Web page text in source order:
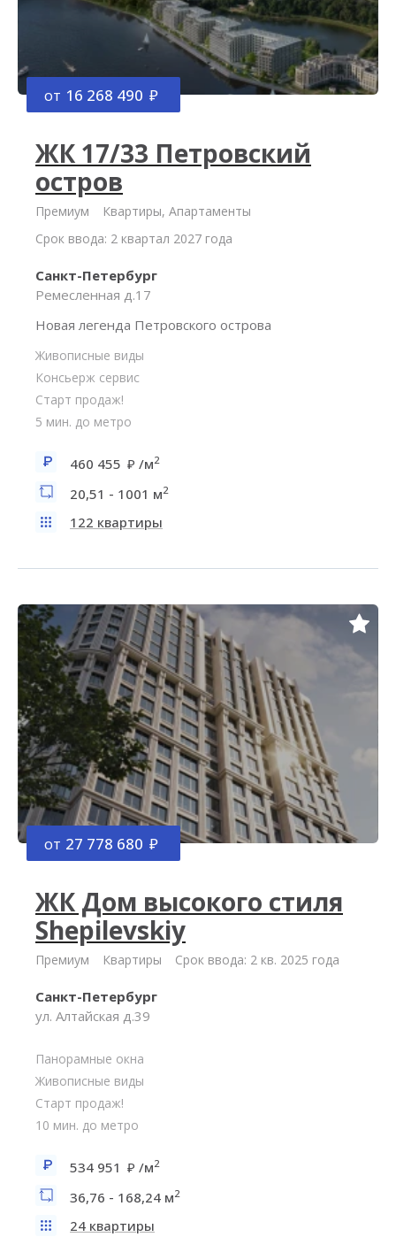
от 16 268 490
ЖК 17/33 Петровский
остров
Премиум
Квартиры, Апартаменты
Срок ввода: 2 квартал 2027 года
Санкт-Петербург
Ремесленная д.17
Новая легенда Петровского острова
Живописные виды
Консьерж сервис
Старт продаж!
5 мин. до метро
460 455 /м2
20,51 - 1001 м2
122 квартиры
от 27 778 680
ЖК Дом высокого стиля
Shepilevskiy
Премиум Квартиры Срок ввода: 2 кв. 2025 года
Санкт-Петербург
ул. Алтайская д.39
Панорамные окна
Живописные виды
Старт продаж!
10 мин. до метро
534 951 /м2
36,76 - 168,24 м2
24 квартиры